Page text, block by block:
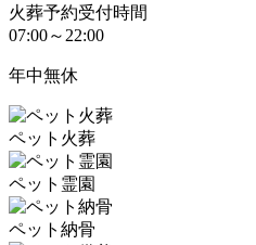
火葬予約受付時間
07:00～22:00
年中無休
ペット火葬
ペット霊園
ペット納骨